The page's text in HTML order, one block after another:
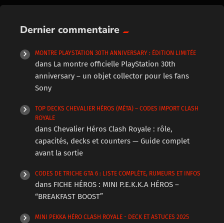
Dernier commentaire
MONTRE PLAYSTATION 30TH ANNIVERSARY : ÉDITION LIMITÉE
dans La montre officielle PlayStation 30th
anniversary – un objet collector pour les fans
Sony
TOP DECKS CHEVALIER HÉROS (MÉTA) – CODES IMPORT CLASH
ROYALE
dans Chevalier Héros Clash Royale : rôle,
capacités, decks et counters — Guide complet
avant la sortie
CODES DE TRICHE GTA 6 : LISTE COMPLÈTE, RUMEURS ET INFOS
dans FICHE HÉROS : MINI P.E.K.K.A HÉROS –
“BREAKFAST BOOST”
MINI PEKKA HÉRO CLASH ROYALE - DECK ET ASTUCES 2025